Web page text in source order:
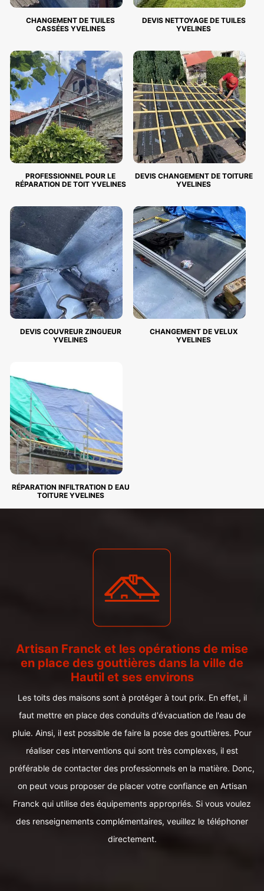
CHANGEMENT DE TUILES
CASSÉES YVELINES
DEVIS NETTOYAGE DE TUILES
YVELINES
PROFESSIONNEL POUR LE
RÉPARATION DE TOIT YVELINES
DEVIS CHANGEMENT DE TOITURE
YVELINES
DEVIS COUVREUR ZINGUEUR
YVELINES
CHANGEMENT DE VELUX
YVELINES
RÉPARATION INFILTRATION D EAU
TOITURE YVELINES
Artisan Franck et les opérations de mise
en place des gouttières dans la ville de
Hautil et ses environs
Les toits des maisons sont à protéger à tout prix. En effet, il
faut mettre en place des conduits d'évacuation de l'eau de
pluie. Ainsi, il est possible de faire la pose des gouttières. Pour
réaliser ces interventions qui sont très complexes, il est
préférable de contacter des professionnels en la matière. Donc,
on peut vous proposer de placer votre confiance en Artisan
Franck qui utilise des équipements appropriés. Si vous voulez
des renseignements complémentaires, veuillez le téléphoner
directement.